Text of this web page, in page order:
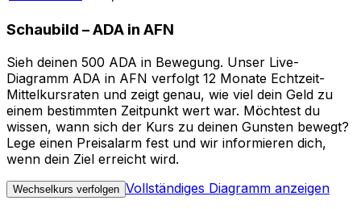
Schaubild – ADA in AFN
Sieh deinen 500 ADA in Bewegung. Unser Live-
Diagramm ADA in AFN verfolgt 12 Monate Echtzeit-
Mittelkursraten und zeigt genau, wie viel dein Geld zu
einem bestimmten Zeitpunkt wert war. Möchtest du
wissen, wann sich der Kurs zu deinen Gunsten bewegt?
Lege einen Preisalarm fest und wir informieren dich,
wenn dein Ziel erreicht wird.
Wechselkurs verfolgen Vollständiges Diagramm anzeigen